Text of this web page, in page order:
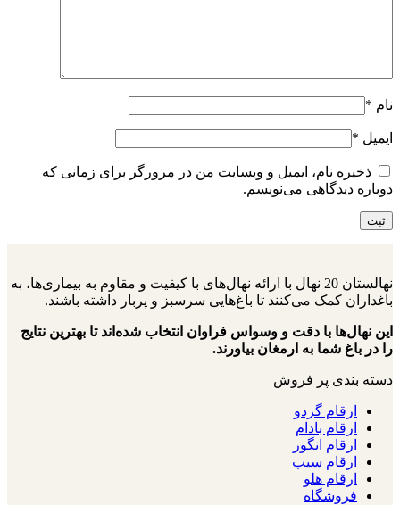
نام *
ایمیل *
ذخیره نام، ایمیل و وبسایت من در مرورگر برای زمانی که
دوباره دیدگاهی می‌نویسم.
نهالستان 20 نهال با ارائه نهال‌های با کیفیت و مقاوم به بیماری‌ها، به
باغداران کمک می‌کنند تا باغ‌هایی سرسبز و پربار داشته باشند.
این نهال‌ها با دقت و وسواس فراوان انتخاب شده‌اند تا بهترین نتایج
را در باغ شما به ارمغان بیاورند.
دسته بندی پر فروش
ارقام گردو
ارقام بادام
ارقام انگور
ارقام سیب
ارقام هلو
فروشگاه